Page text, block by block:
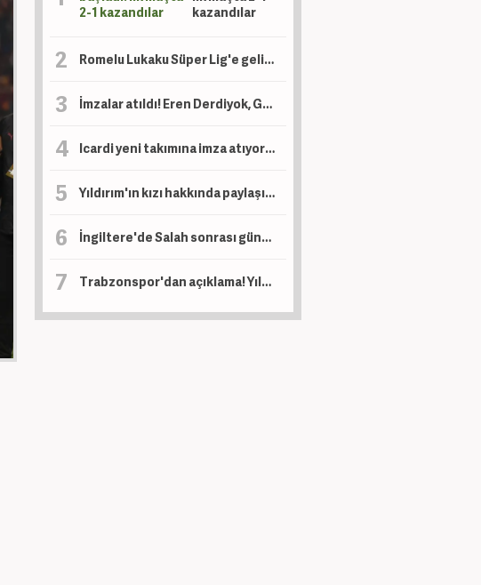
2-1 kazandılar
Romelu Lukaku Süper Lig'e geliyor mu? Beşiktaş ve Fenerbahçe detayı
İmzalar atıldı! Eren Derdiyok, Galatasaray'da göreve getirildi
Icardi yeni takımına imza atıyor! Ev bakmaya bile başladı
Yıldırım'ın kızı hakkında paylaşım yapan şahıs için tutuklama talebi!
İngiltere'de Salah sonrası gündem Türkiye: Süper Lig, Suudi Arabistan'a rakip oldu!
Trabzonspor'dan açıklama! Yıldız oyuncu operasyon geçirdi